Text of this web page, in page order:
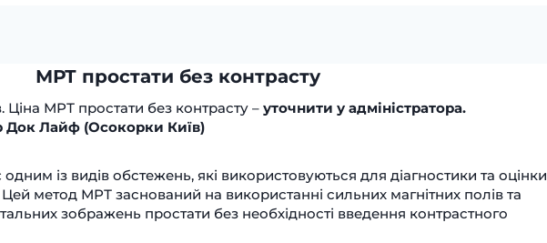
МРТ простати без контрасту
Ціна МРТ простати без контрасту – уточнити у адміністратора.
Док Лайф (Осокорки Київ)
із видів обстежень, які використовуються для діагностики та оцінки
Цей метод МРТ заснований на використанні сильних магнітних полів та
зображень простати без необхідності введення контрастного